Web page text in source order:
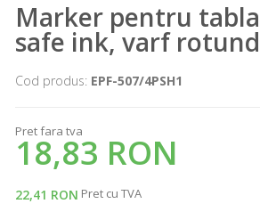
Marker pentru tabla
safe ink, varf
Cod produs: EPF-507/4PSH1
Pret fara tva
18,83 RON
22,41 RON Pret cu TVA